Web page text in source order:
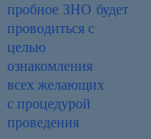
пробное ЗНО будет
проводиться с
целью
ознакомления
всех желающих
с процедурой
проведения